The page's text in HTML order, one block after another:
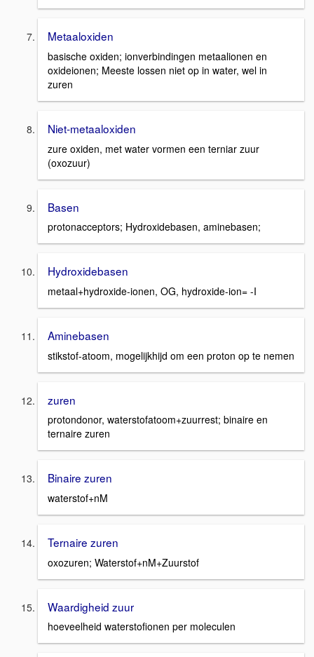
Metaaloxiden
basische oxiden; ionverbindingen metaalionen en
oxideionen; Meeste lossen niet op in water, wel in
zuren
Niet-metaaloxiden
zure oxiden, met water vormen een terniar zuur
(oxozuur)
Basen
protonacceptors; Hydroxidebasen, aminebasen;
Hydroxidebasen
metaal+hydroxide-ionen, OG, hydroxide-ion= -I
Aminebasen
stikstof-atoom, mogelijkhijd om een proton op te nemen
zuren
protondonor, waterstofatoom+zuurrest; binaire en
ternaire zuren
Binaire zuren
waterstof+nM
Ternaire zuren
oxozuren; Waterstof+nM+Zuurstof
Waardigheid zuur
hoeveelheid waterstofionen per moleculen